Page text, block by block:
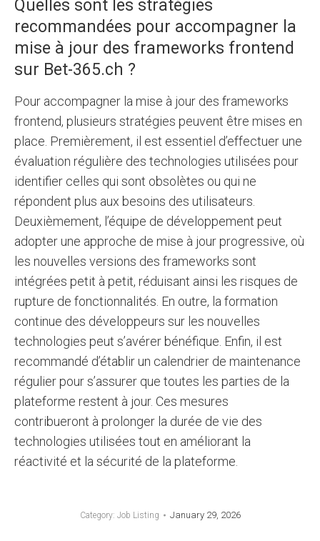
Quelles sont les stratégies
recommandées pour accompagner la
mise à jour des frameworks frontend
sur Bet-365.ch ?
Pour accompagner la mise à jour des frameworks
frontend, plusieurs stratégies peuvent être mises en
place. Premièrement, il est essentiel d’effectuer une
évaluation régulière des technologies utilisées pour
identifier celles qui sont obsolètes ou qui ne
répondent plus aux besoins des utilisateurs.
Deuxièmement, l’équipe de développement peut
adopter une approche de mise à jour progressive, où
les nouvelles versions des frameworks sont
intégrées petit à petit, réduisant ainsi les risques de
rupture de fonctionnalités. En outre, la formation
continue des développeurs sur les nouvelles
technologies peut s’avérer bénéfique. Enfin, il est
recommandé d’établir un calendrier de maintenance
régulier pour s’assurer que toutes les parties de la
plateforme restent à jour. Ces mesures
contribueront à prolonger la durée de vie des
technologies utilisées tout en améliorant la
réactivité et la sécurité de la plateforme.
Category: Job Listing January 29, 2026